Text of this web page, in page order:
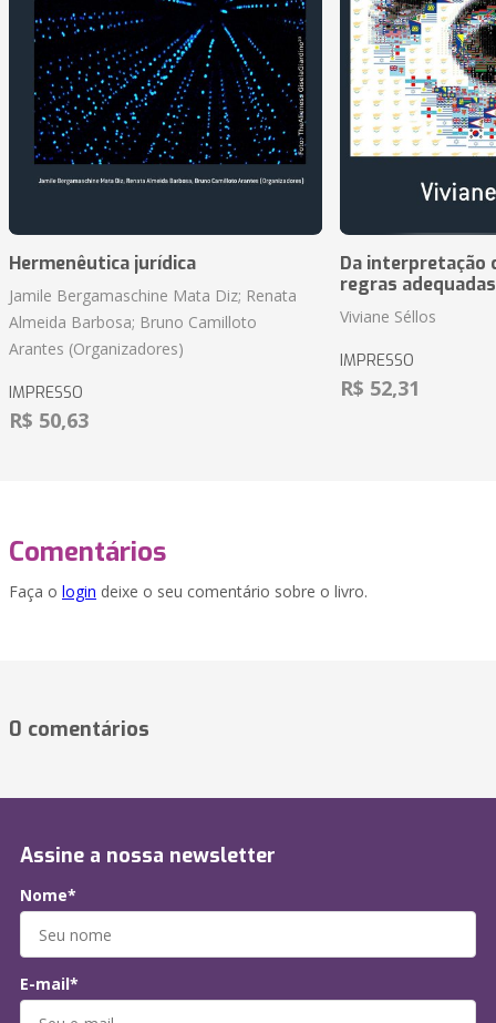
Hermenêutica jurídica
Jamile Bergamaschine Mata Diz; Renata
Almeida Barbosa; Bruno Camilloto
Arantes (Organizadores)
IMPRESSO
R$ 50,63
Da interpretação
regras
Viviane Séllos
IMPRESSO
R$ 52,31
Comentários
Faça o login deixe o seu comentário sobre o livro.
0 comentários
Assine a nossa newsletter
Nome*
E-mail*